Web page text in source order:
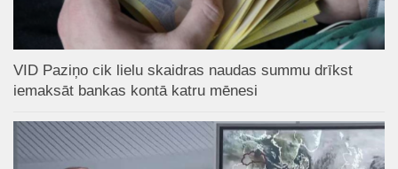
VID Paziņo cik lielu skaidras naudas summu drīkst
iemaksāt bankas kontā katru mēnesi